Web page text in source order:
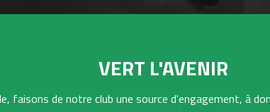
VERT L'AVENIR
faisons de notre club une source d'engagement, à